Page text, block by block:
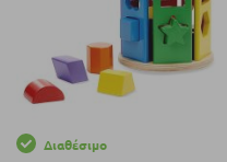
Διαθέσιμο